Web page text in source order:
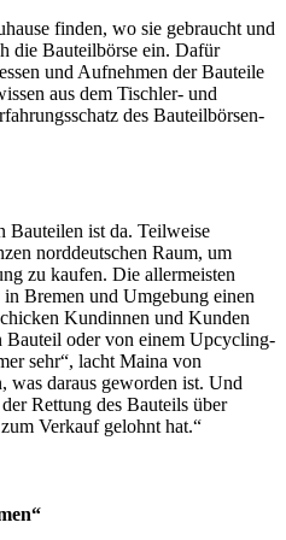
finden, wo sie gebraucht und
die Bauteilbörse ein. Dafür
und Aufnehmen der Bauteile
aus dem Tischler- und
des Bauteilbörsen-
Bauteilen ist da. Teilweise
norddeutschen Raum, um
zu kaufen. Die allermeisten
Bremen und Umgebung einen
Kundinnen und Kunden
oder von einem Upcycling-
sehr“, lacht Maina von
daraus geworden ist. Und
Rettung des Bauteils über
Verkauf gelohnt hat.“